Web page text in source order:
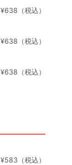
¥638（税込）
¥638（税込）
¥638（税込）
¥583（税込）